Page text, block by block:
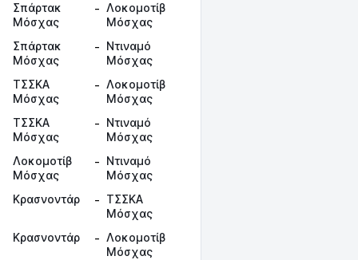
Σπάρτακ
Μόσχας
- Λοκομοτίβ
Μόσχας
Σπάρτακ
Μόσχας
- Ντιναμό
Μόσχας
ΤΣΣΚΑ
Μόσχας
- Λοκομοτίβ
Μόσχας
ΤΣΣΚΑ
Μόσχας
- Ντιναμό
Μόσχας
Λοκομοτίβ
Μόσχας
- Ντιναμό
Μόσχας
Κρασνοντάρ
- ΤΣΣΚΑ
Μόσχας
Κρασνοντάρ
- Λοκομοτίβ
Μόσχας